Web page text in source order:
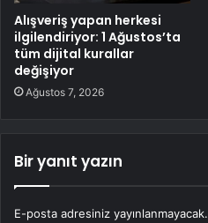
Alışveriş yapan herkesi
ilgilendiriyor: 1 Ağustos’ta
tüm dijital kurallar
değişiyor
Ağustos 7, 2026
Bir yanıt yazın
E-posta adresiniz yayınlanmayacak.